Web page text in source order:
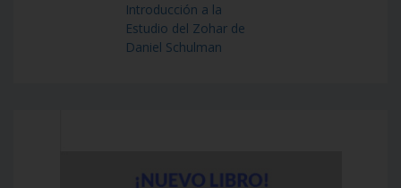
Introducción a la
Estudio del Zohar de
Daniel Schulman